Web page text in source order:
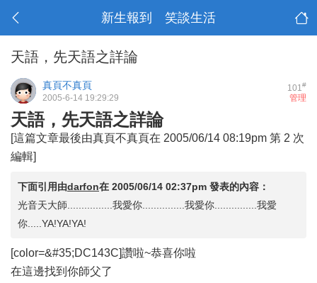
新生報到 笑談生活
天語，先天語之詳論
101#
真頁不真頁
管理
2005-6-14 19:29:29
天語，先天語之詳論
[這篇文章最後由真頁不真頁在 2005/06/14 08:19pm 第 2 次
編輯]
下面引用由darfon在 2005/06/14 02:37pm 發表的內容：
光音天大師................我愛你...............我愛你...............我愛
你.....YA!YA!YA!
[color=&#35;DC143C]讚啦~恭喜你啦
在這邊找到你師父了